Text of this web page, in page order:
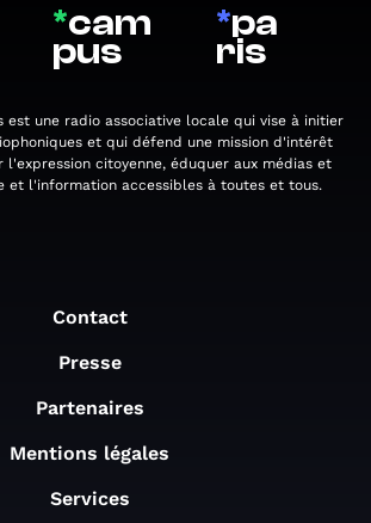
*cam
pus
*pa
ris
est une radio associative locale qui vise à initier
et qui défend une mission d'intérêt
l'expression citoyenne, éduquer aux médias et
et l'information accessibles à toutes et tous.
Contact
Presse
Partenaires
Mentions légales
Services